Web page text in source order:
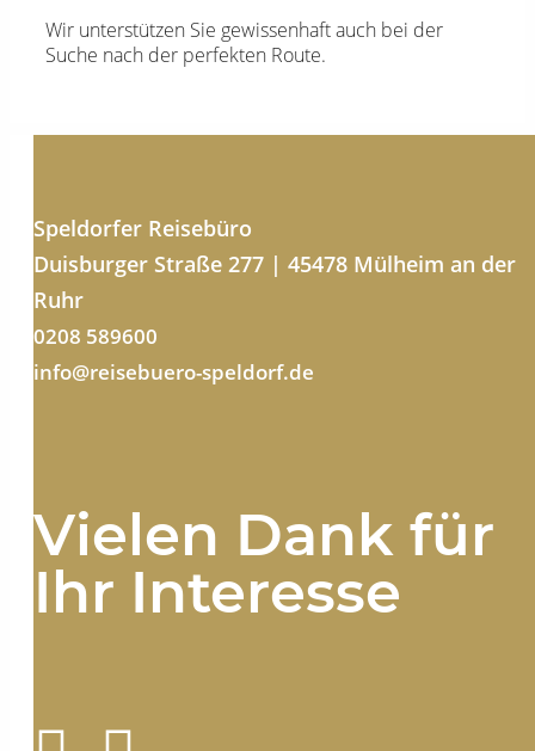
Wir unterstützen Sie gewissenhaft auch bei der
Suche nach der perfekten Route.
Speldorfer Reisebüro
Duisburger Straße 277 | 45478 Mülheim an der
Ruhr
0208 589600
info@reisebuero-speldorf.de
Vielen Dank für
Ihr Interesse